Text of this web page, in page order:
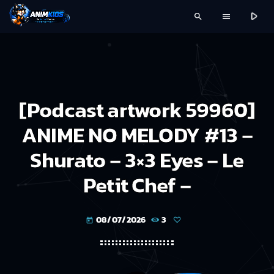
search menu play_arrow
[Podcast artwork 59960]
ANIME NO MELODY #13 –
Shurato – 3×3 Eyes – Le
Petit Chef –
today 08/07/2026 3